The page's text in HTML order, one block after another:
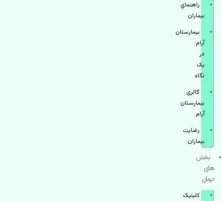
راهنماي
بیماران
بیمارستان
آرام
در
یک
نگاه
گالری
بیمارستان
آرام
رضایت
بیماران
بخش
های
درمان
کلینیک